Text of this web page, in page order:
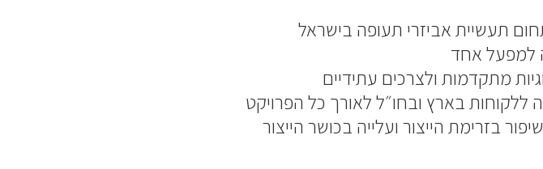
תעשיית אביזרי תעופה בישראל
למפעל אחד
מתקדמות ולצרכים עתידיים
בארץ ובחו״ל לאורך כל הפרויקט
בזרימת הייצור ועלייה בכושר הייצור